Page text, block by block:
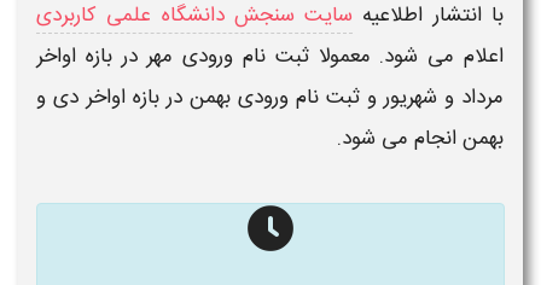
با انتشار اطلاعیه سایت سنجش دانشگاه علمی کاربردی
اعلام می شود. معمولا ثبت نام ورودی مهر در بازه اواخر
مرداد و شهریور و ثبت نام ورودی بهمن در بازه اواخر دی و
بهمن انجام می شود.